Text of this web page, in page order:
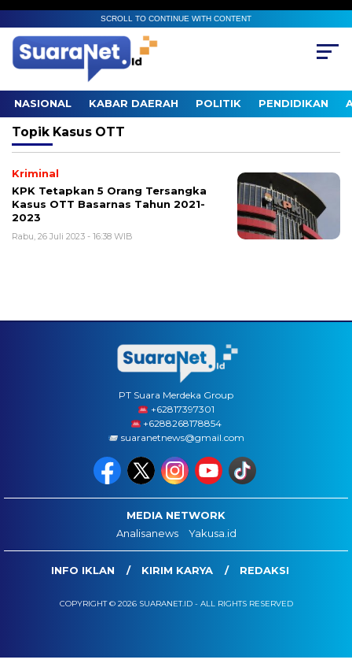
SCROLL TO CONTINUE WITH CONTENT
NASIONAL KABAR DAERAH POLITIK PENDIDIKAN
Topik Kasus OTT
Kriminal
KPK Tetapkan 5 Orang Tersangka
Kasus OTT Basarnas Tahun 2021-
2023
Rabu, 26 Juli 2023 - 16:38 WIB
PT Suara Merdeka Group
‪+62817397301
+6288268178854
suaranetnews@gmail.com
MEDIA NETWORK
Analisanews
Yakusa.id
INFO IKLAN KIRIM KARYA REDAKSI
COPYRIGHT © 2026 SUARANET.ID - ALL RIGHTS RESERVED